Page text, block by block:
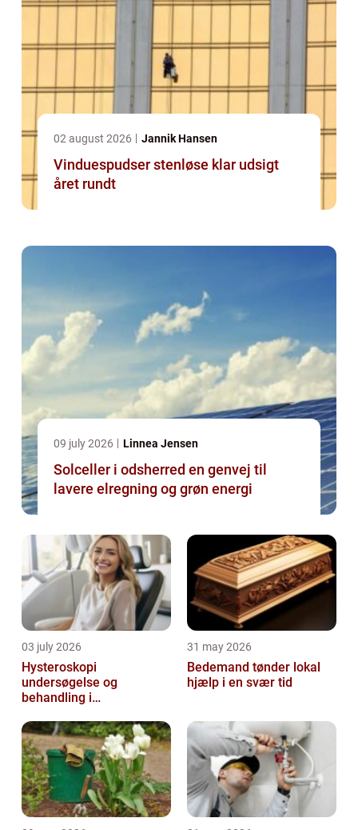
02 august 2026 Jannik Hansen
Vinduespudser stenløse klar udsigt
året rundt
09 july 2026 Linnea Jensen
Solceller i odsherred en genvej til
lavere elregning og grøn energi
03 july 2026
Hysteroskopi
undersøgelse og
behandling i
31 may 2026
Bedemand tønder lokal
hjælp i en svær tid